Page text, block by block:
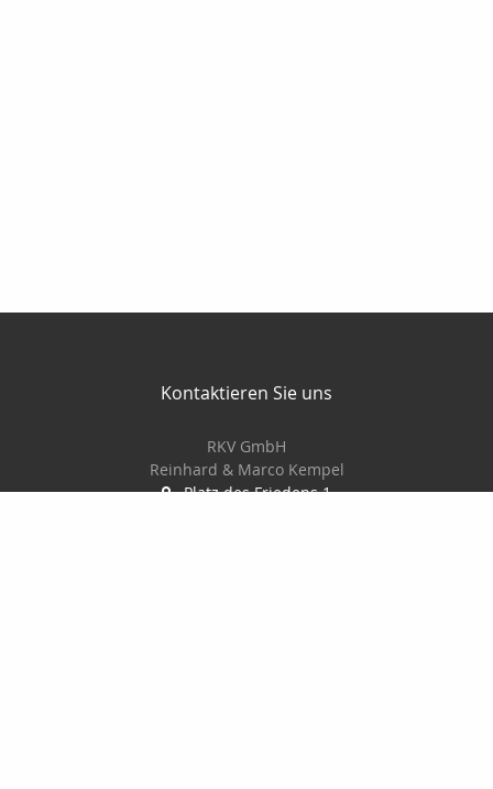
Kontaktieren Sie uns
RKV GmbH
Reinhard & Marco Kempel
Platz des Friedens 1